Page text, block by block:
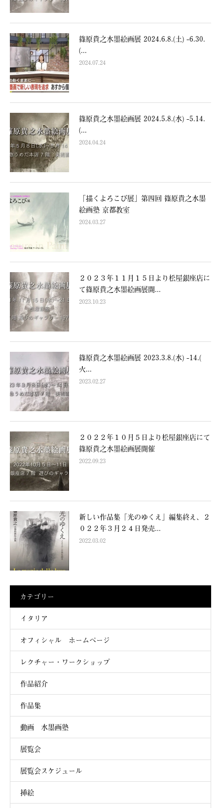
篠原貴之水墨絵画展 2024.6.8.(土) -6.30.
(...
2024.07.24
篠原貴之水墨絵画展 2024.5.8.(水) -5.14.
(...
2024.04.24
「描くよろこび展」第四回 篠原貴之水墨
絵画塾 京都教室
2024.03.27
２０２３年１１月１５日より松屋銀座店に
て篠原貴之水墨絵画展開...
2023.10.23
篠原貴之水墨絵画展 2023.3.8.(水) -14.(
火...
2023.02.27
２０２２年１０月５日より松屋銀座店にて
篠原貴之水墨絵画展開催
2022.09.23
新しい作品集「光のゆくえ」編集終え、２
０２２年３月２４日発売...
2022.03.02
カテゴリー
イタリア
オフィシャル ホームページ
レクチャー・ワークショップ
作品紹介
作品集
動画 水墨画塾
展覧会
展覧会スケジュール
挿絵